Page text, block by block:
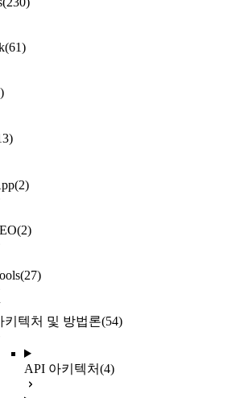
(61)
(2)
(2)
(27)
키텍처 및 방법론(54)
API 아키텍처(4)